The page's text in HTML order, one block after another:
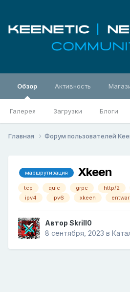
Обзор
Галерея Загрузки Блоги
Активность
Главная Форум пользователей
маршрутизация Xkeen
tcp quic grpc http/2
ipv4
ipv6 xkeen
Автор Skrill0
8 сентября, 2023 в